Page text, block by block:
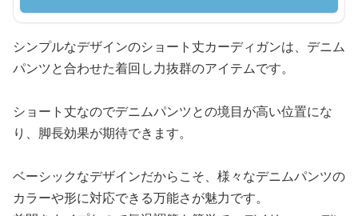
シンプルなデザインのショート丈カーディガンは、デニム
パンツと合わせた着回し力抜群のアイテムです。
ショート丈なのでデニムパンツとの境目が高い位置にな
り、脚長効果が期待できます。
ベーシックなデザインだからこそ、様々なデニムパンツの
カラーや形に対応できる万能さが魅力です。